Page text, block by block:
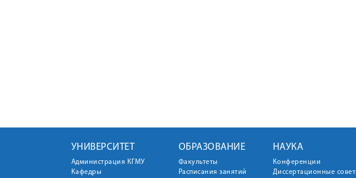
УНИВЕРСИТЕТ
Администрация КГМУ
Кафедры
ОБРАЗОВАНИЕ
Факультеты
Расписания занятий
НАУКА
Конференции
Диссертационные